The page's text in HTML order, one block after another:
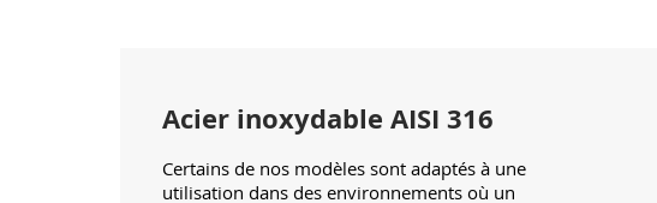
Acier inoxydable AISI 316
Certains de nos modèles sont adaptés à une
utilisation dans des environnements où un